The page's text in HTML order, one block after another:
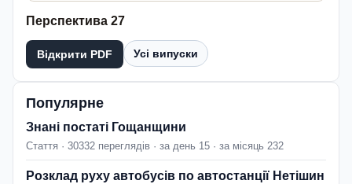
Перспектива 27
Відкрити PDF Усі випуски
Популярне
Знані постаті Гощанщини
Стаття · 30332 переглядів · за день 15 · за місяць 232
Розклад руху автобусів по автостанції Нетішин